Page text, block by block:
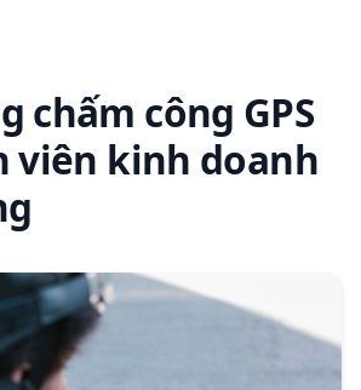
chấm công GPS
viên kinh doanh